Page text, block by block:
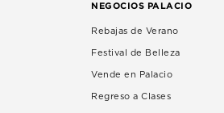
NEGOCIOS PALACIO
Rebajas de Verano
Festival de Belleza
Vende en Palacio
Regreso a Clases